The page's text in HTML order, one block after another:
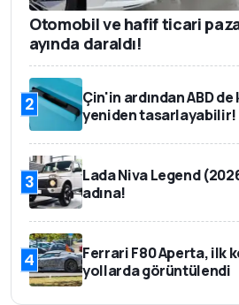
Otomobil ve hafif ticari
ayında daraldı!
2
Çin'in ardından ABD de
yeniden tasarlayabilir!
3
Lada Niva Legend
adına!
4
Ferrari F80 Aperta, ilk
yollarda görüntülendi